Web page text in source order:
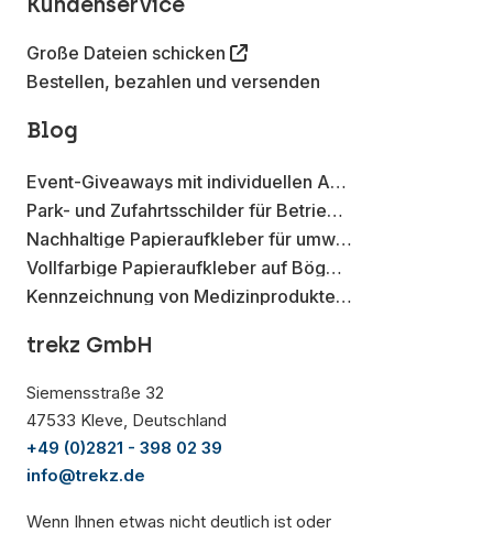
Große Dateien schicken
Bestellen, bezahlen und versenden
Blog
Event-Giveaways mit individuellen Aufklebern
Park- und Zufahrtsschilder für Betriebsflächen
Nachhaltige Papieraufkleber für umweltbewusste Marken
Vollfarbige Papieraufkleber auf Bögen für Produktmuster und Verpackungsproben
Kennzeichnung von Medizinprodukten mit Datamatrix-Aufklebern
trekz GmbH
Siemensstraße 32
47533 Kleve, Deutschland
+49 (0)2821 - 398 02 39
info@trekz.de
Wenn Ihnen etwas nicht deutlich ist oder